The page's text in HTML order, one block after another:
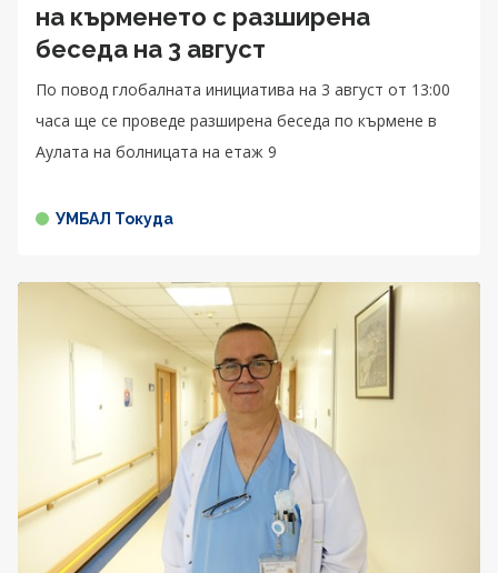
на кърменето с разширена
беседа на 3 август
По повод глобалната инициатива на 3 август от 13:00
часа ще се проведе разширена беседа по кърмене в
Аулата на болницата на етаж 9
УМБАЛ Токуда